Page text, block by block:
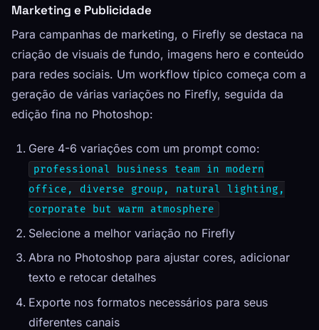
Marketing e Publicidade
Para campanhas de marketing, o Firefly se destaca na
criação de visuais de fundo, imagens hero e conteúdo
para redes sociais. Um workflow típico começa com a
geração de várias variações no Firefly, seguida da
edição fina no Photoshop:
Gere 4-6 variações com um prompt como:
professional business team in modern
office, diverse group, natural lighting,
corporate but warm atmosphere
Selecione a melhor variação no Firefly
Abra no Photoshop para ajustar cores, adicionar
texto e retocar detalhes
Exporte nos formatos necessários para seus
diferentes canais